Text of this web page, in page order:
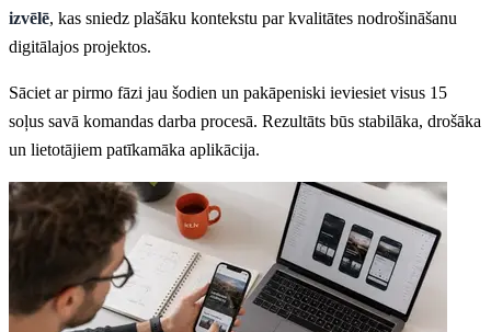
izvēlē, kas sniedz plašāku kontekstu par kvalitātes nodrošināšanu
digitālajos projektos.
Sāciet ar pirmo fāzi jau šodien un pakāpeniski ieviesiet visus 15
soļus savā komandas darba procesā. Rezultāts būs stabilāka, drošāka
un lietotājiem patīkamāka aplikācija.